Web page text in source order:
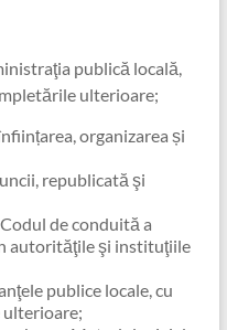
publică locală,
ulterioare;
organizarea și
republicată şi
de conduită a
autorităţile şi instituţiile
publice locale, cu